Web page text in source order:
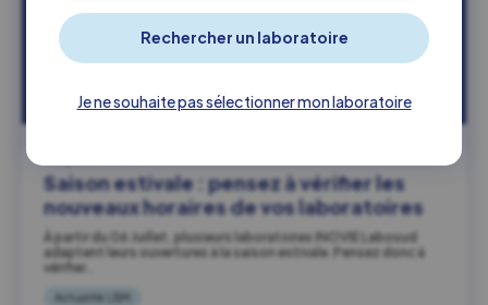
Je ne souhaite pas sélectionner mon laboratoire
Saison estivale : pensez à vérifier les
nouveaux horaires de vos laboratoires
À partir du 06 Juillet, plusieurs laboratoires INOVIE Labosud
adaptent leurs ouvertures à la saison estivale. Pensez donc à
vérifier…
Actualité LBM